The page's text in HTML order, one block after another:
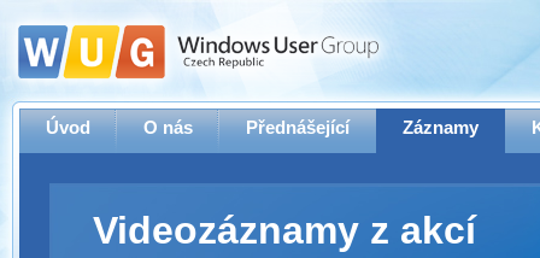
Úvod O nás Přednášející Záznamy
Videozáznamy z akcí